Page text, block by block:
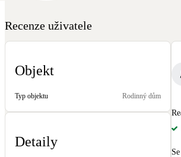
Dotační, energetické služby
Teplovzdušné vytápění
Recenze uživatele
Objekt
Typ objektu Rodinný dům
Detaily